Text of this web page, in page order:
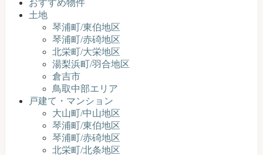
おすすめ物件
土地
琴浦町/東伯地区
琴浦町/赤碕地区
北栄町/大栄地区
湯梨浜町/羽合地区
倉吉市
鳥取中部エリア
戸建て・マンション
大山町/中山地区
琴浦町/東伯地区
琴浦町/赤碕地区
北栄町/北条地区